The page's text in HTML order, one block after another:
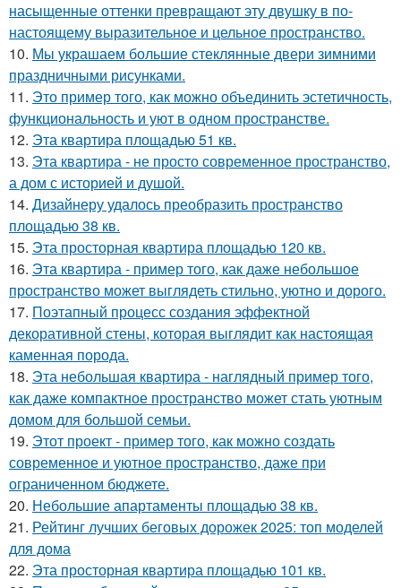
насыщенные оттенки превращают эту двушку в по-
настоящему выразительное и цельное пространство.
10. Мы украшаем большие стеклянные двери зимними
праздничными рисунками.
11. Это пример того, как можно объединить эстетичность,
функциональность и уют в одном пространстве.
12. Эта квартира площадью 51 кв.
13. Эта квартира - не просто современное пространство,
а дом с историей и душой.
14. Дизайнеру удалось преобразить пространство
площадью 38 кв.
15. Эта просторная квартира площадью 120 кв.
16. Эта квартира - пример того, как даже небольшое
пространство может выглядеть стильно, уютно и дорого.
17. Поэтапный процесс создания эффектной
декоративной стены, которая выглядит как настоящая
каменная порода.
18. Эта небольшая квартира - наглядный пример того,
как даже компактное пространство может стать уютным
домом для большой семьи.
19. Этот проект - пример того, как можно создать
современное и уютное пространство, даже при
ограниченном бюджете.
20. Небольшие апартаменты площадью 38 кв.
21. Рейтинг лучших беговых дорожек 2025: топ моделей
для дома
22. Эта просторная квартира площадью 101 кв.